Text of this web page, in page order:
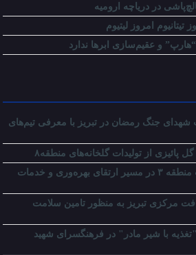
در دریاچه ارومیه
تیتانیوم امروز لیتیوم
و عقیم‌سازی ابرها ندارد
شهدای جنگ رمضان در تبریز با معرفی تیم‌های
کارگاه امانی و ماشین‌آلات منطقه ۳ در مسیر ارتقای بهره‌وری و خدمات
در ۲۱ معبر بافت مرکزی تبریز به منظور تامین سلامت
با شیر مادر" در فرهنگسرای شهید